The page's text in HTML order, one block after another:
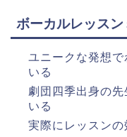
ボーカルレッス
ユニークな発想
いる
劇団四季出身の
いる
実際にレッスンの